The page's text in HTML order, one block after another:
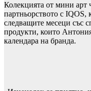
Колекцията от мини арт
партньорството с
следващите месеци със
продукти, които
календара на бранда.